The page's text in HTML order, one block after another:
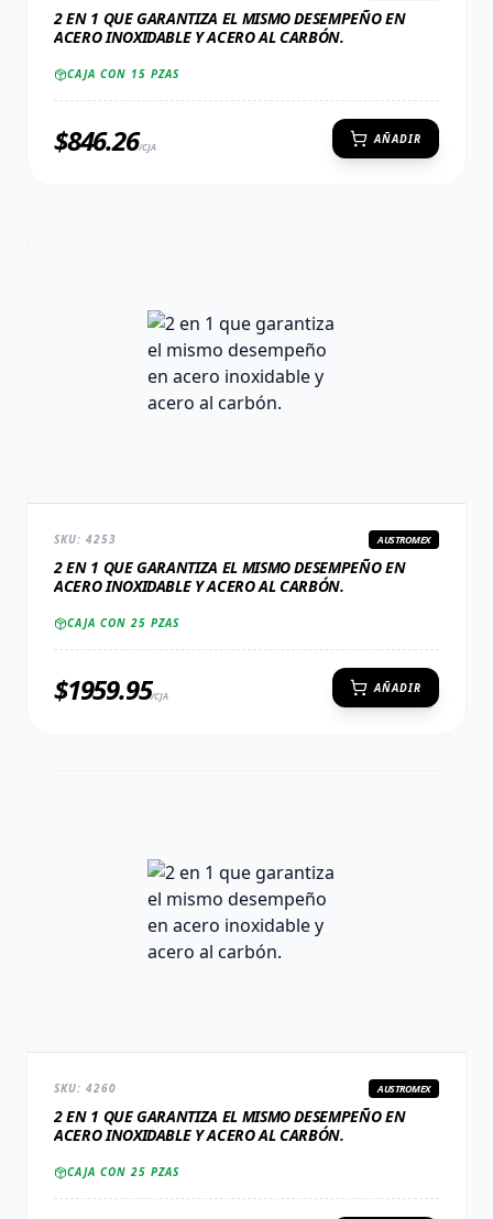
2 EN 1 QUE GARANTIZA EL MISMO DESEMPEÑO EN
ACERO INOXIDABLE Y ACERO AL CARBÓN.
CAJA CON 15 PZAS
$846.26/CJA
AÑADIR
SKU: 4253 AUSTROMEX
2 EN 1 QUE GARANTIZA EL MISMO DESEMPEÑO EN
ACERO INOXIDABLE Y ACERO AL CARBÓN.
CAJA CON25 PZAS
$1959.95/CJA
AÑADIR
SKU: 4260 AUSTROMEX
2 EN 1 QUE GARANTIZA EL MISMO DESEMPEÑO EN
ACERO INOXIDABLE Y ACERO AL CARBÓN.
CAJA CON25 PZAS